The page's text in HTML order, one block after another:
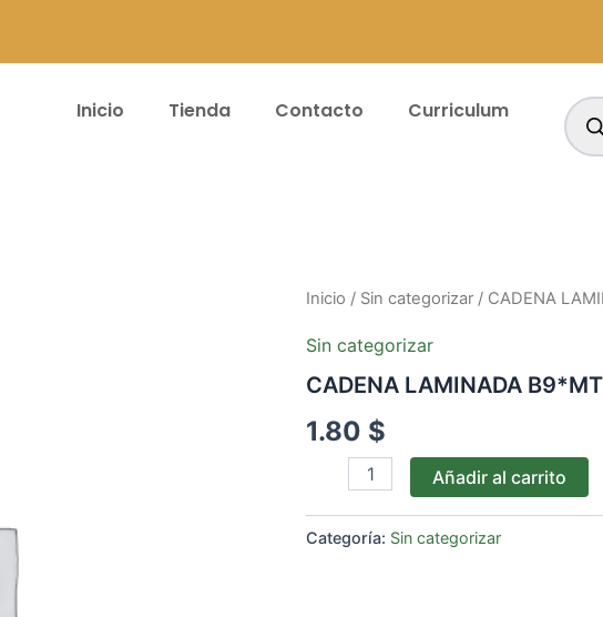
Inicio Tienda Contacto Curriculum
de
Inicio / Sin categorizar / CADENA
Sin categorizar
CADENA LAMINADA B9*MT
1.80 $
CADENA
B9*MT
Añadir al carrito
Categoría: Sin categorizar